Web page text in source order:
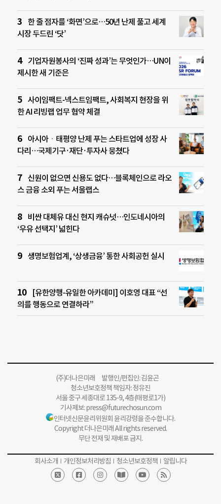
한 줄 점자를 ‘화면’으로…50년 난제 풀고 세계
시장 두드린 ‘닷’
기업자원봉사의 ‘진짜 성과’는 무엇인가…UN이
제시한 새 기준은
사이임팩트-넥스트임팩트, 사회복지 현장을 위
한 AI 리빙랩 업무 협약 체결
아시아ㆍ태평양 난제 푸는 스타트업에 성장 사
다리…국제기구·재단·투자사 뭉쳤다
신원이 없으면 신용도 없다…블록체인으로 라오
스 금융 소외 푸는 서울랩스
비싼 대체유 대신 현지 캐슈넛…인도네시아의
‘우유 선택지’ 넓힌다
생명보험업계, ‘상생금융’ 통한 사회공헌 실시
[유한양행-유일한 아카데미] 이호영 대표 “선
의를 행동으로 연결하라”
(주)더나은미래 발행인/편집인: 김윤곤
청소년보호정책 책임자: 정유진
서울 중구 세종대로 135-9, 4층(태평로1가)
기사제보:press@futurechosun.com
인터넷신문윤리위원회 윤리강령을 준수합니다.
Copyright 더나은미래 All rights reserved.
무단 전재 및 재배포 금지.
회사소개 개인정보처리방침 청소년보호정책 알립니다